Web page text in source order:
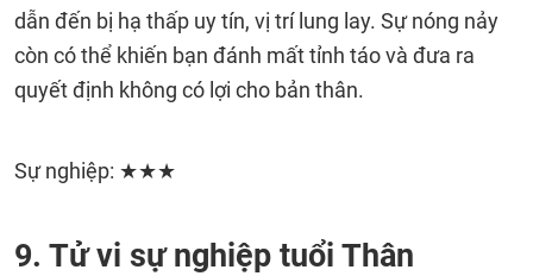
dẫn đến bị hạ thấp uy tín, vị trí lung lay. Sự nóng nảy
còn có thể khiến bạn đánh mất tỉnh táo và đưa ra
quyết định không có lợi cho bản thân.
Sự nghiệp: ★★★
9. Tử vi sự nghiệp tuổi Thân